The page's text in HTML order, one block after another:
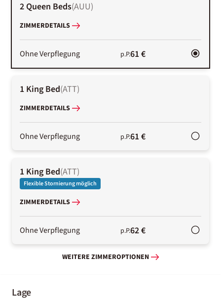
2 Queen Beds(AUU)
ZIMMERDETAILS
Ohne Verpflegung p.P.61 €
1 King Bed(ATT)
ZIMMERDETAILS
Ohne Verpflegung p.P.61 €
1 King Bed(ATT)
Flexible Stornierung möglich
ZIMMERDETAILS
Ohne Verpflegung p.P.62 €
WEITERE ZIMMEROPTIONEN
Lage